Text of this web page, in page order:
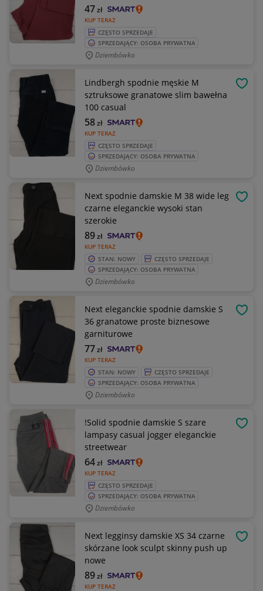
KUP TERAZ
47zł
CZĘSTO SPRZEDAJE
SPRZEDAJĄCY: OSOBA PRYWATNA
Dziembówko
Lindbergh spodnie męskie M
sztruksowe granatowe slim bawełna
100 casual
KUP TERAZ
58zł
CZĘSTO SPRZEDAJE
SPRZEDAJĄCY: OSOBA PRYWATNA
Dziembówko
Next spodnie damskie M 38 wide leg
czarne eleganckie wysoki stan
szerokie
KUP TERAZ
89zł
STAN: NOWY
CZĘSTO SPRZEDAJE
SPRZEDAJĄCY: OSOBA PRYWATNA
Dziembówko
Next eleganckie spodnie damskie S
36 granatowe proste biznesowe
garniturowe
KUP TERAZ
77zł
STAN: NOWY
CZĘSTO SPRZEDAJE
SPRZEDAJĄCY: OSOBA PRYWATNA
Dziembówko
!Solid spodnie damskie S szare
lampasy casual jogger eleganckie
streetwear
KUP TERAZ
64zł
CZĘSTO SPRZEDAJE
SPRZEDAJĄCY: OSOBA PRYWATNA
Dziembówko
Next legginsy damskie XS 34 czarne
skórzane look sculpt skinny push up
nowe
KUP TERAZ
89zł